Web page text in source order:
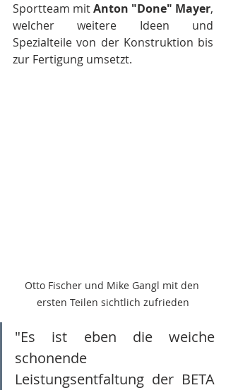
Sportteam mit Anton "Done" Mayer,
welcher weitere Ideen und
Spezialteile von der Konstruktion bis
zur Fertigung umsetzt.
Otto Fischer und Mike Gangl mit den
ersten Teilen sichtlich zufrieden
"Es ist eben die weiche
schonende
Leistungsentfaltung der BETA